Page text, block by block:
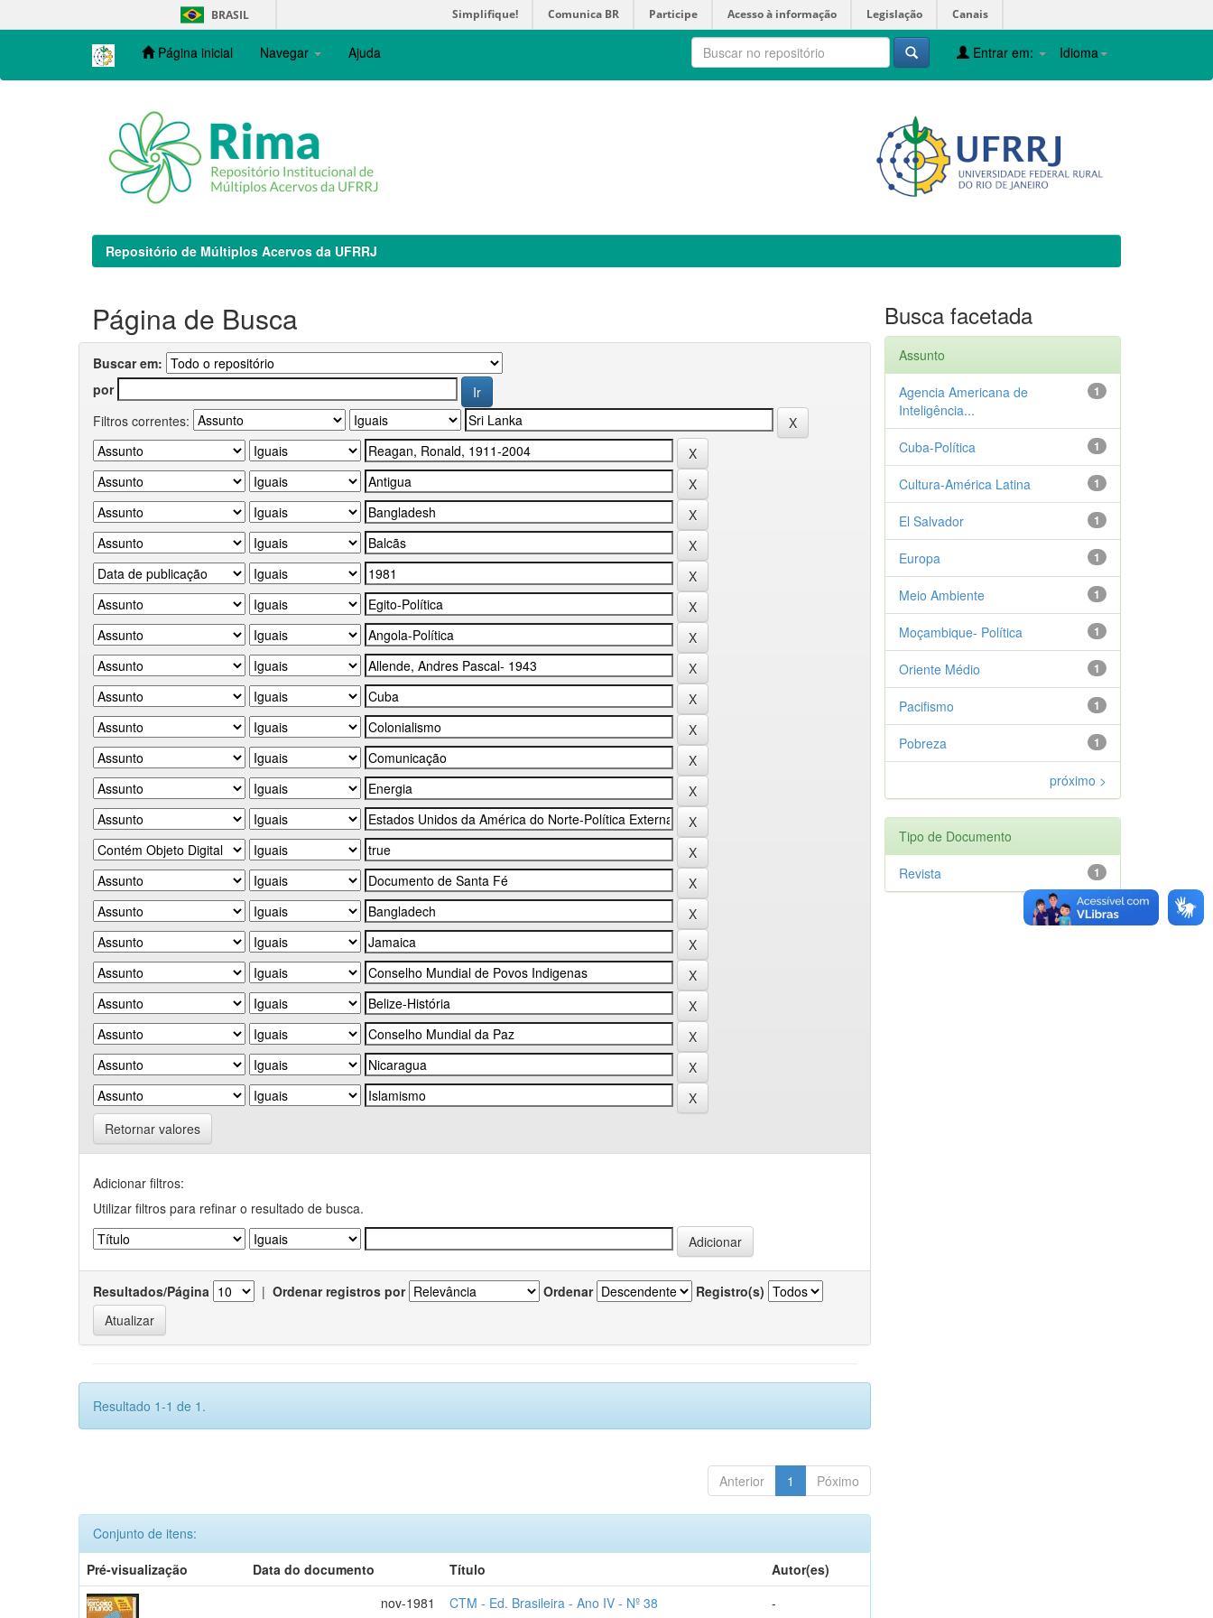
navigation
BRASIL Simplifique! Comunica BR Participe Acesso à informação Legislação Canais
Página inicial Navegar Ajuda Idioma
Entrar em:
Repositório de Múltiplos Acervos da UFRRJ
Página de Busca
Buscar em:
por
Filtros correntes:
Retornar valores
Adicionar filtros:
Utilizar filtros para refinar o resultado de busca.
Resultados/Página | Ordenar registros por Ordenar Registro(s)
Resultado 1-1 de 1.
Anterior 1 Póximo
Conjunto de itens:
Pré-visualização
Data do documento Título
Autor(es)
nov-1981
CTM - Ed. Brasileira - Ano IV - Nº 38 -
Busca facetada
Assunto
1
Agencia Americana de
Inteligência...
1
Cuba-Política
1
Cultura-América Latina
1
El Salvador
1
Europa
1
Meio Ambiente
1
Moçambique- Política
1
Oriente Médio
1
Pacifismo
1
Pobreza
próximo >
Tipo de Documento
1
Revista